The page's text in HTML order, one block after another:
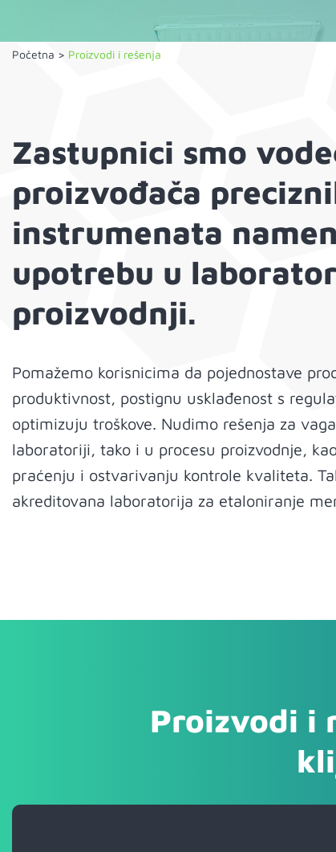
Početna > Proizvodi i rešenja
Zastupnici smo
proizvođača
instrumenata
upotrebu u
proizvodnji.
Pomažemo korisnicima da pojednostave
produktivnost, postignu usklađenost s
optimizuju troškove. Nudimo rešenja za
laboratoriji, tako i u procesu proizvodnje,
praćenju i ostvarivanju kontrole kvaliteta.
akreditovana laboratorija za etaloniranje
Proizvodi i